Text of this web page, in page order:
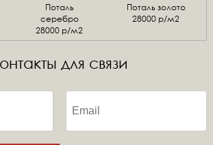
Поталь
серебро
28000 р/м2
Поталь золото
28000 р/м2
для связи